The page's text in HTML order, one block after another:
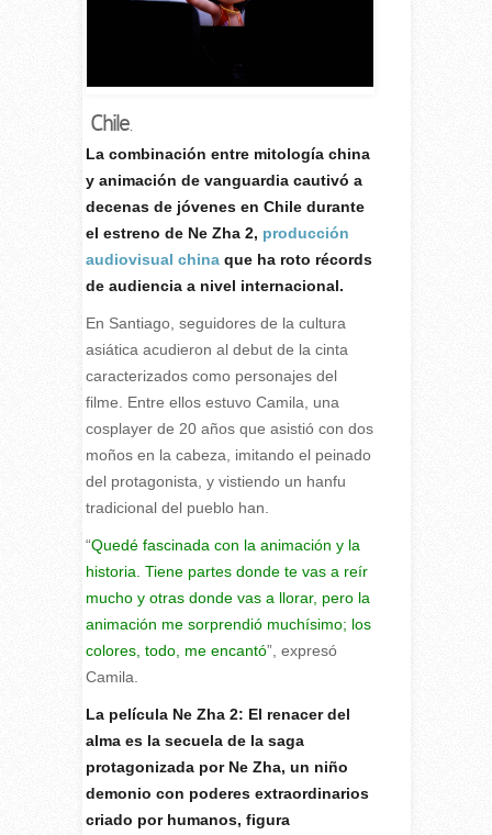
Chile.
La combinación entre mitología china
y animación de vanguardia cautivó a
decenas de jóvenes en Chile durante
el estreno de Ne Zha 2, producción
audiovisual chinaque ha roto récords
de audiencia a nivel internacional.
En Santiago, seguidores de la cultura
asiática acudieron al debut de la cinta
caracterizados como personajes del
filme. Entre ellos estuvo Camila, una
cosplayer de 20 años que asistió con dos
moños en la cabeza, imitando el peinado
del protagonista, y vistiendo un hanfu
tradicional del pueblo han.
“Quedé fascinada con la animación y la
historia. Tiene partes donde te vas a reír
mucho y otras donde vas a llorar, pero la
animación me sorprendió muchísimo; los
colores, todo, me encantó”, expresó
Camila.
La película Ne Zha 2: El renacer del
alma es la secuela de la saga
protagonizada por Ne Zha, un niño
demonio con poderes extraordinarios
criado por humanos, figura